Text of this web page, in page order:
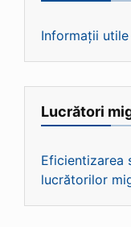
Informații
Lucrători
Eficientizarea
lucrătorilor